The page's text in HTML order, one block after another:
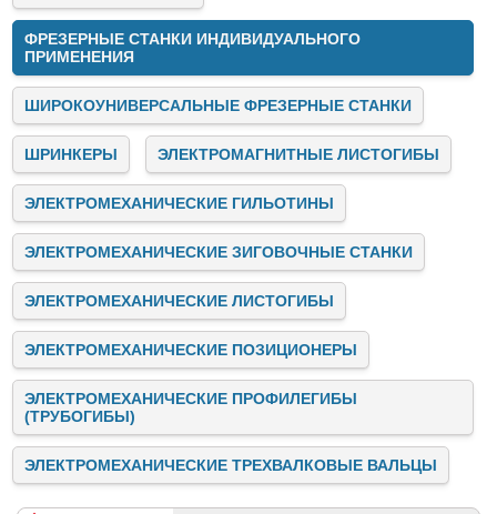
ФРЕЗЕРНЫЕ СТАНКИ ИНДИВИДУАЛЬНОГО
ПРИМЕНЕНИЯ
ШИРОКОУНИВЕРСАЛЬНЫЕ ФРЕЗЕРНЫЕ СТАНКИ
ШРИНКЕРЫ ЭЛЕКТРОМАГНИТНЫЕ ЛИСТОГИБЫ
ЭЛЕКТРОМЕХАНИЧЕСКИЕ ГИЛЬОТИНЫ
ЭЛЕКТРОМЕХАНИЧЕСКИЕ ЗИГОВОЧНЫЕ СТАНКИ
ЭЛЕКТРОМЕХАНИЧЕСКИЕ ЛИСТОГИБЫ
ЭЛЕКТРОМЕХАНИЧЕСКИЕ ПОЗИЦИОНЕРЫ
ЭЛЕКТРОМЕХАНИЧЕСКИЕ ПРОФИЛЕГИБЫ
(ТРУБОГИБЫ)
ЭЛЕКТРОМЕХАНИЧЕСКИЕ ТРЕХВАЛКОВЫЕ ВАЛЬЦЫ